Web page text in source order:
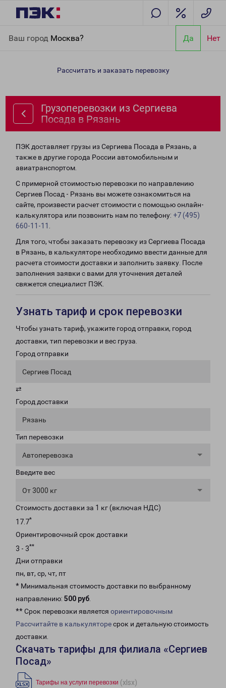
Ваш город Москва? Да Нет
Рязань
Рассчитать и заказать перевозку
Грузоперевозки из Сергиева
Посада в Рязань
ПЭК доставляет грузы из Сергиева Посада в Рязань, а
также в другие города России автомобильным и
авиатранспортом.
С примерной стоимостью перевозки по направлению
Сергиев Посад - Рязань вы можете ознакомиться на
сайте, произвести расчет стоимости с помощью онлайн-
калькулятора или позвонить нам по телефону: +7 (495)
660-11-11
Для того, чтобы заказать перевозку из Сергиева Посада
в Рязань, в калькуляторе необходимо ввести данные для
расчета стоимости доставки и заполнить заявку. После
заполнения заявки с вами для уточнения деталей
свяжется специалист ПЭК.
Узнать тариф и срок перевозки
Чтобы узнать тариф, укажите город отправки, город
доставки, тип перевозки и вес груза.
Город отправки
Сергиев Посад
⇄
Город доставки
Рязань
Тип перевозки
Автоперевозка
Введите вес
От 3000 кг
Стоимость доставки за 1 кг (включая НДС)
17.7*
Ориентировочный срок доставки
3 - 3**
Дни отправки
пн, вт, ср, чт, пт
* Минимальная стоимость доставки по выбранному
направлению: 500 руб.
** Срок перевозки является ориентировочным
Рассчитайте в калькуляторесрок и детальную стоимость
доставки.
Скачать тарифы для филиала «Сергиев
Посад»
Тарифы на услуги перевозки (xlsx)